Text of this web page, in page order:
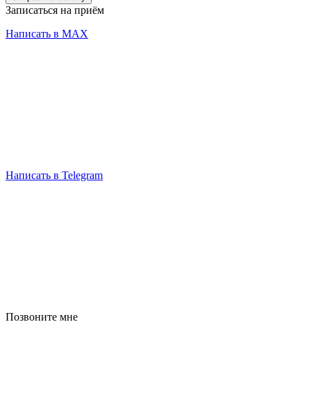
Записаться на приём
Написать в MAX
Написать в Telegram
Позвоните мне